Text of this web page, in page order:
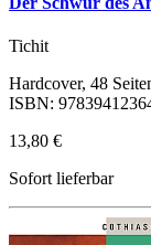
Tichit
Hardcover, 48
ISBN:
13,80 €
Sofort lieferbar